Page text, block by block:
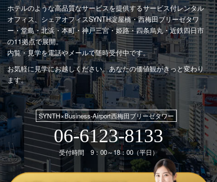
ホテルのような高品質なサービスを提供するサービス付レンタル
オフィス、シェアオフィスSYNTH淀屋橋・西梅田ブリーゼタワ
ー・堂島・北浜・本町・神戸三宮・姫路・四条烏丸・近鉄四日市
の11拠点で展開。
内覧・見学を電話やメールで随時受付中です。
お気軽に見学にお越しください。あなたの価値観がきっと変わり
ます。
SYNTH×Business-Airport西梅田ブリーゼタワー
06-6123-8133
受付時間 9：00～18：00（平日）